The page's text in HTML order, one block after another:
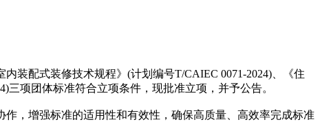
配式装修技术规程》(计划编号T/CAIEC 0071-2024)、《住
三项团体标准符合立项条件，现批准立项，并予公告。
，增强标准的适用性和有效性，确保高质量、高效率完成标准